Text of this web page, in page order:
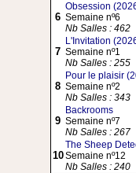
6
Obsession
Semaine nº6
Nb Salles : 462
7
L'Invitation
Semaine nº1
Nb Salles : 255
8
Pour le plaisir
Semaine nº2
Nb Salles : 343
9
Backrooms
Semaine nº7
Nb Salles : 267
10
The Sheep
Semaine nº12
Nb Salles : 240